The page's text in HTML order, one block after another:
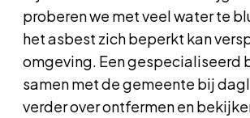
proberen we met veel water te
het asbest zich beperkt kan
omgeving. Een gespecialiseerd
samen met de gemeente bij
verder over ontfermen en